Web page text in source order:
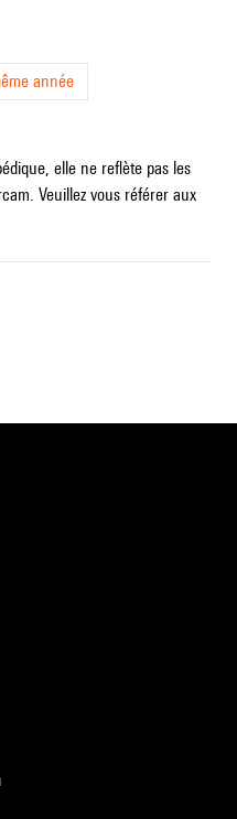
année
elle ne reflète pas les
Veuillez vous référer aux